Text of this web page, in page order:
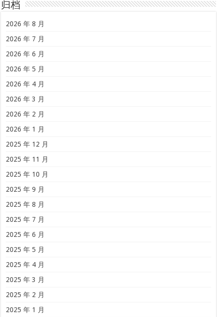
归档
2026 年 8 月
2026 年 7 月
2026 年 6 月
2026 年 5 月
2026 年 4 月
2026 年 3 月
2026 年 2 月
2026 年 1 月
2025 年 12 月
2025 年 11 月
2025 年 10 月
2025 年 9 月
2025 年 8 月
2025 年 7 月
2025 年 6 月
2025 年 5 月
2025 年 4 月
2025 年 3 月
2025 年 2 月
2025 年 1 月